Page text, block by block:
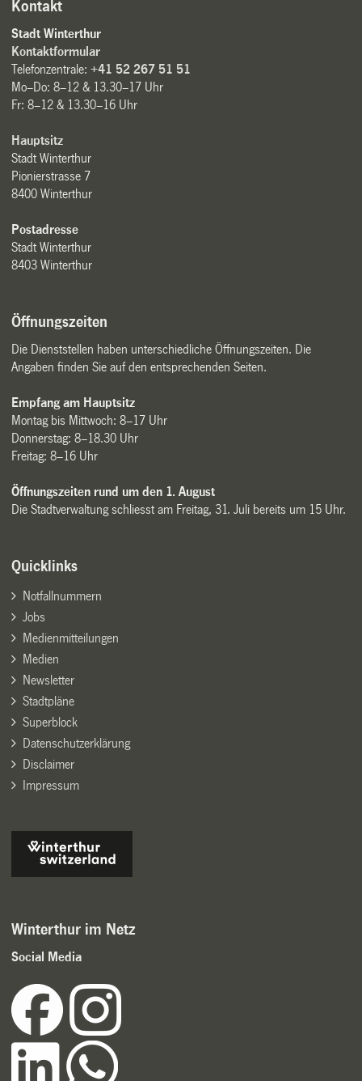
Kontakt
Stadt Winterthur
Kontaktformular
Telefonzentrale:+41 52 267 51 51
Mo–Do: 8–12 & 13.30–17 Uhr
Fr: 8–12 & 13.30–16 Uhr
Hauptsitz
Stadt Winterthur
Pionierstrasse 7
8400 Winterthur
Postadresse
Stadt Winterthur
8403 Winterthur
Öffnungszeiten
Die Dienststellen haben unterschiedliche Öffnungszeiten. Die
Angaben finden Sie auf den entsprechenden Seiten.
Empfang am Hauptsitz
Montag bis Mittwoch: 8–17 Uhr
Donnerstag: 8–18.30 Uhr
Freitag: 8–16 Uhr
Öffnungszeiten rund um den 1. August
Die Stadtverwaltung schliesst am Freitag, 31. Juli bereits um 15 Uhr.
Quicklinks
Notfallnummern
Jobs
Medienmitteilungen
Medien
Newsletter
Stadtpläne
Superblock
Datenschutzerklärung
Disclaimer
Impressum
Winterthur im Netz
Social Media